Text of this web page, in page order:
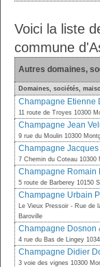
Voici la liste
commune
Autres domaines,
Domaines, sociétés,
Champagne Etienne
11 route de Troyes 10300
Champagne Jean
9 rue du Moulin 10300
Champagne
7 Chemin du Coteau 10300
Champagne Romain
5 route de Barberey 10150
Champagne Urbain
Le Vieux Pressoir - Rue de
Baroville
Champagne Dosnon
4 rue du Bas de Lingey
Champagne Didier
3 voie des vignes 10300